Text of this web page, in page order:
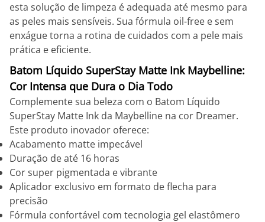
esta solução de limpeza é adequada até mesmo para
as peles mais sensíveis. Sua fórmula oil-free e sem
enxágue torna a rotina de cuidados com a pele mais
prática e eficiente.
Batom Líquido SuperStay Matte Ink Maybelline:
Cor Intensa que Dura o Dia Todo
Complemente sua beleza com o Batom Líquido
SuperStay Matte Ink da Maybelline na cor Dreamer.
Este produto inovador oferece:
Acabamento matte impecável
Duração de até 16 horas
Cor super pigmentada e vibrante
Aplicador exclusivo em formato de flecha para
precisão
Fórmula confortável com tecnologia gel elastômero